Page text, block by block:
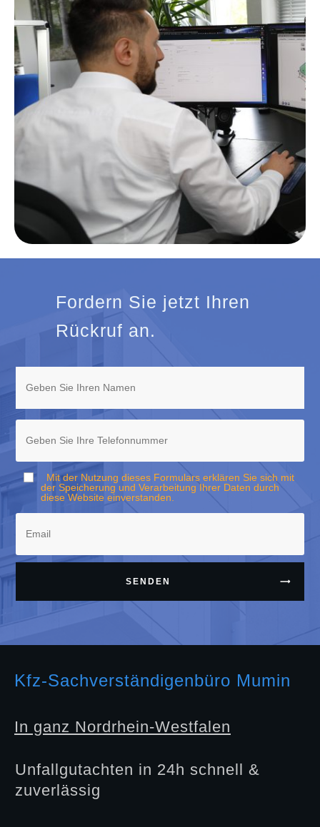
Fordern Sie jetzt Ihren
Rückruf an.
Mit der Nutzung dieses Formulars erklären Sie sich mit
der Speicherung und Verarbeitung Ihrer Daten durch
diese Website einverstanden.
SENDEN
Kfz-Sachverständigenbüro Mumin
In ganz Nordrhein-Westfalen
Unfallgutachten in 24h schnell &
zuverlässig